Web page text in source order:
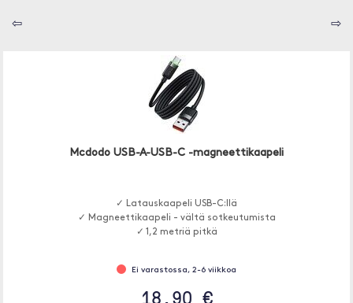
⇦ ⇨
Mcdodo USB-A-USB-C -magneettikaapeli
✓ Latauskaapeli USB-C:llä
✓ Magneettikaapeli - vältä sotkeutumista
✓ 1,2 metriä pitkä
Ei varastossa, 2-6 viikkoa
18.90 €